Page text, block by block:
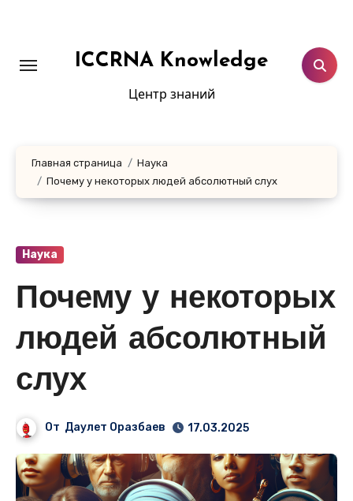
содержаниюICCRNA Knowledge
Центр знаний
Главная страница
Наука
Почему у некоторых людей абсолютный слух
Наука
Почему у некоторых
людей абсолютный
слух
От Даулет Оразбаев 17.03.2025